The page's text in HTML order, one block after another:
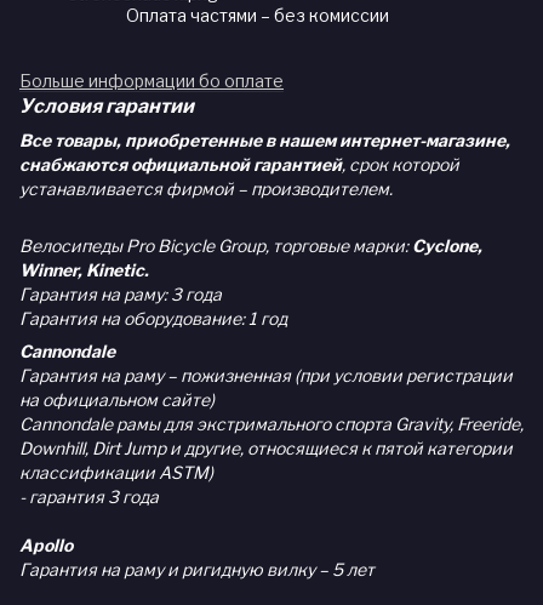
Оплата частями – без комиссии
Больше информации бо оплате
Условия гарантии
Все товары, приобретенные в нашем интернет-магазине,
снабжаются официальной гарантией, срок которой
устанавливается фирмой – производителем.
Велосипеды Pro Bicycle Group, торговые марки:Cyclone,
Winner, Kinetic.
Гарантия на раму: 3 года
Гарантия на оборудование: 1 год
Cannondale
Гарантия на раму – пожизненная (при условии регистрации
на официальном сайте)
Cannondale рамы для экстримального спорта Gravity, Freeride,
Downhill, Dirt Jump и другие, относящиеся к пятой категории
классификации ASTM)
- гарантия 3 года
Apollo
Гарантия на раму и ригидную вилку – 5 лет